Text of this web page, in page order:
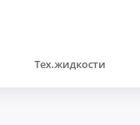
Тех.жидкости